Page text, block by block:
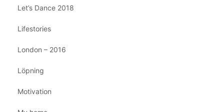
Let’s Dance 2018
Lifestories
London – 2016
Löpning
Motivation